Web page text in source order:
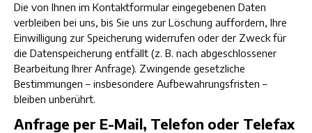
Die von Ihnen im Kontaktformular eingegebenen Daten
verbleiben bei uns, bis Sie uns zur Löschung auffordern, Ihre
Einwilligung zur Speicherung widerrufen oder der Zweck für
die Datenspeicherung entfällt (z. B. nach abgeschlossener
Bearbeitung Ihrer Anfrage). Zwingende gesetzliche
Bestimmungen – insbesondere Aufbewahrungsfristen –
bleiben unberührt.
Anfrage per E-Mail, Telefon oder Telefax